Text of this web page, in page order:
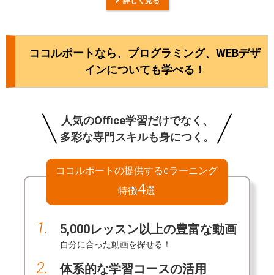
ココルポートなら、プログラミング、WEBデザ
インについても学べる！
人気のOffice学習だけでなく、
多彩な専門スキルも身につく。
ココルポートの提供するeラーニング
特徴4選
1. 5,000レッスン以上の豊富な動画
自分に合った動画を探せる！
2. 体系的な学習コースの活用